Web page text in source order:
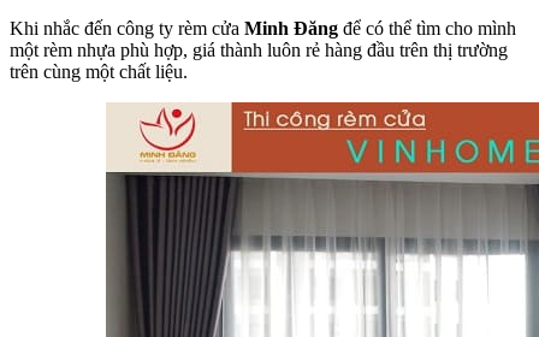
Khi nhắc đến công ty rèm cửa Minh Đăng để có thể tìm cho mình
một rèm nhựa phù hợp, giá thành luôn rẻ hàng đầu trên thị trường
trên cùng một chất liệu.